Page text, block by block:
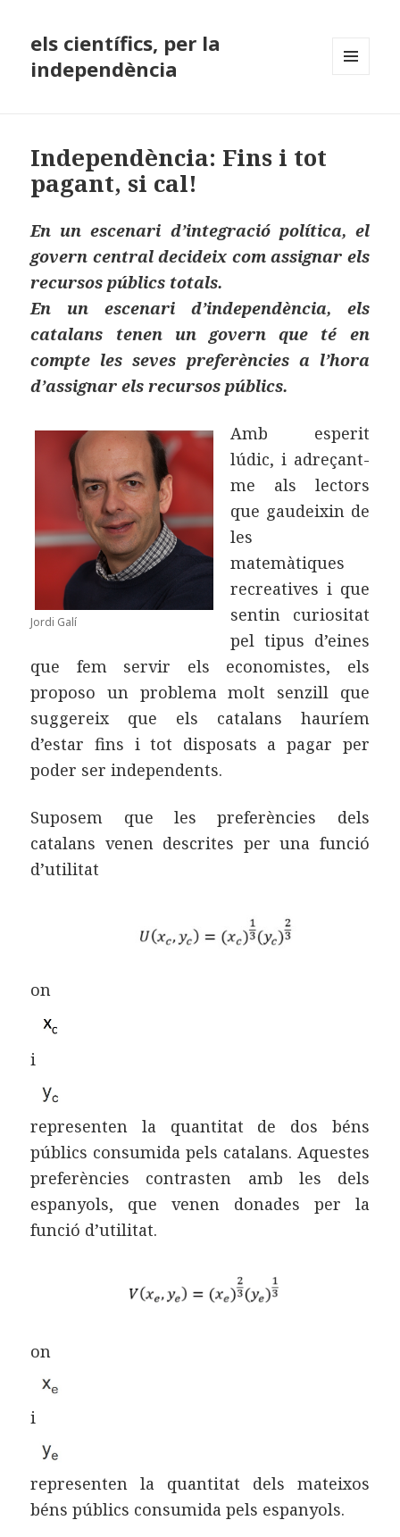
els científics, per la
independència
Independència: Fins i tot
pagant, si cal!
En un escenari d’integració política, el
govern central decideix com assignar els
recursos públics totals.
En un escenari d’independència, els
catalans tenen un govern que té en
compte les seves preferències a l’hora
d’assignar els recursos públics.
Jordi Galí
Amb esperit
lúdic, i adreçant-
me als lectors
que gaudeixin de
les
matemàtiques
recreatives i que
sentin curiositat
pel tipus d’eines
que fem servir els economistes, els
proposo un problema molt senzill que
suggereix que els catalans hauríem
d’estar fins i tot disposats a pagar per
poder ser independents.
Suposem que les preferències dels
catalans venen descrites per una funció
d’utilitat
on
i
representen la quantitat de dos béns
públics consumida pels catalans. Aquestes
preferències contrasten amb les dels
espanyols, que venen donades per la
funció d’utilitat.
on
i
representen la quantitat dels mateixos
béns públics consumida pels espanyols.